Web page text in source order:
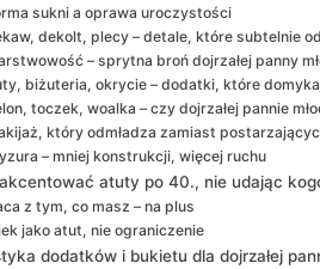
sukni a oprawa uroczystości
dekolt, plecy – detale, które subtelnie
– sprytna broń dojrzałej panny
biżuteria, okrycie – dodatki, które
toczek, woalka – czy dojrzałej pannie
który odmładza zamiast
– mniej konstrukcji, więcej ruchu
atuty po 40., nie udając
z tym, co masz – na plus
jako atut, nie ograniczenie
dodatków i bukietu dla dojrzałej